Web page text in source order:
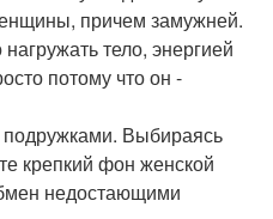
причем замужней.
тело, энергией
потому что он -
подружками. Выбираясь
крепкий фон женской
недостающими